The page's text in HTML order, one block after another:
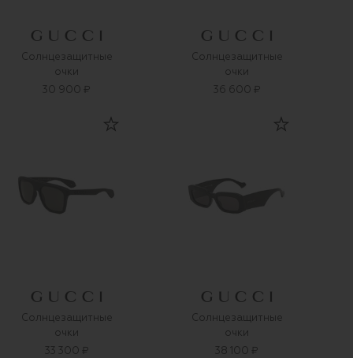
Солнцезащитные
очки
30 900 ₽
Солнцезащитные
очки
36 600 ₽
Солнцезащитные
очки
33 300 ₽
Солнцезащитные
очки
38 100 ₽